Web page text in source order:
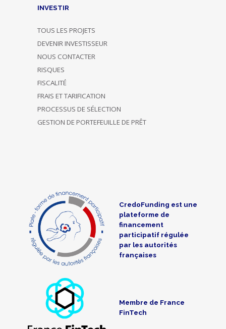
INVESTIR
TOUS LES PROJETS
DEVENIR INVESTISSEUR
NOUS CONTACTER
RISQUES
FISCALITÉ
FRAIS ET TARIFICATION
PROCESSUS DE SÉLECTION
GESTION DE PORTEFEUILLE DE PRÊT
CredoFunding est une
plateforme de
financement
participatif régulée
par les autorités
françaises
Membre de France
FinTech